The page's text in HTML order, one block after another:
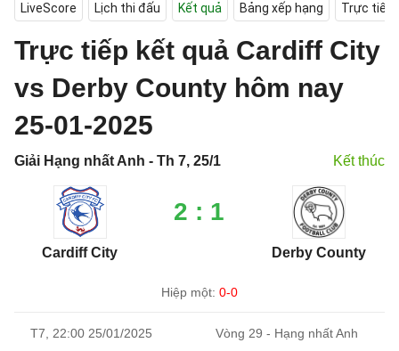
LiveScore Lịch thi đấu Kết quả Bảng xếp hạng Trực tiếp
Trực tiếp kết quả Cardiff City
vs Derby County hôm nay
25-01-2025
Giải Hạng nhất Anh - Th 7, 25/1 Kết thúc
Cardiff City
2 : 1
Derby County
Hiệp một: 0-0
T7, 22:00 25/01/2025
Vòng 29 - Hạng nhất Anh